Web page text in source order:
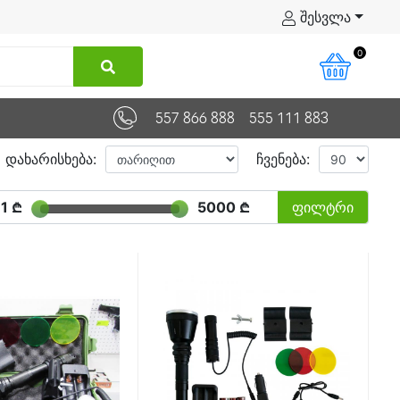
შესვლა
0
557 866 888 555 111 883
ჩვენება:
დახარისხება:
1 ₾ 5000 ₾